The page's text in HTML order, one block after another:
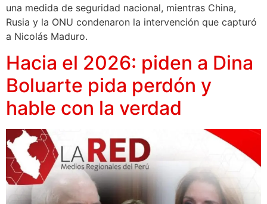
una medida de seguridad nacional, mientras China,
Rusia y la ONU condenaron la intervención que capturó
a Nicolás Maduro.
Hacia el 2026: piden a Dina
Boluarte pida perdón y
hable con la verdad